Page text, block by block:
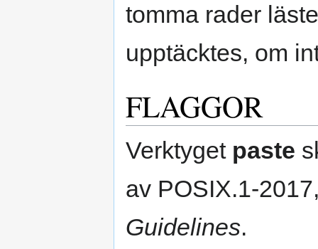
tomma rader
upptäcktes, om
FLAGGOR
Verktyget paste
av POSIX.1-
Guidelines.